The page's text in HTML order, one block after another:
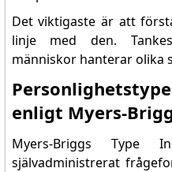
Det viktigaste är att
linje med den.
människor hanterar olika
enligt Myers-
Myers-Briggs Type
självadministrerat